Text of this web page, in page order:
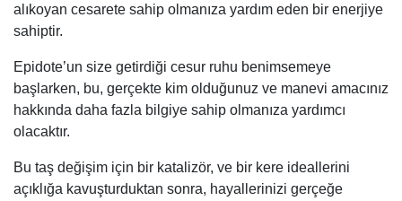
alıkoyan cesarete sahip olmanıza yardım eden bir enerjiye
sahiptir.
Epidote’un size getirdiği cesur ruhu benimsemeye
başlarken, bu, gerçekte kim olduğunuz ve manevi amacınız
hakkında daha fazla bilgiye sahip olmanıza yardımcı
olacaktır.
Bu taş değişim için bir katalizör, ve bir kere ideallerini
açıklığa kavuşturduktan sonra, hayallerinizi gerçeğe